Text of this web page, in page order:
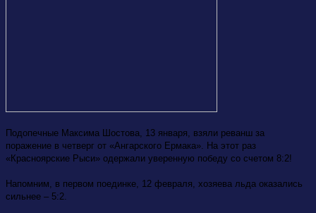
Подопечные Максима Шостова, 13 января, взяли реванш за
поражение в четверг от «Ангарского Ермака». На этот раз
«Красноярские Рыси» одержали уверенную победу со счетом 8:2!
Напомним, в первом поединке, 12 февраля, хозяева льда оказались
сильнее – 5:2.